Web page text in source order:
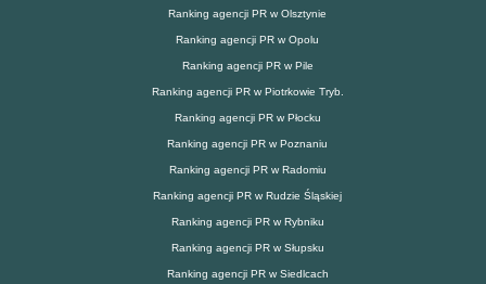
Ranking agencji PR w Olsztynie
Ranking agencji PR w Opolu
Ranking agencji PR w Pile
Ranking agencji PR w Piotrkowie Tryb.
Ranking agencji PR w Płocku
Ranking agencji PR w Poznaniu
Ranking agencji PR w Radomiu
Ranking agencji PR w Rudzie Śląskiej
Ranking agencji PR w Rybniku
Ranking agencji PR w Słupsku
Ranking agencji PR w Siedlcach